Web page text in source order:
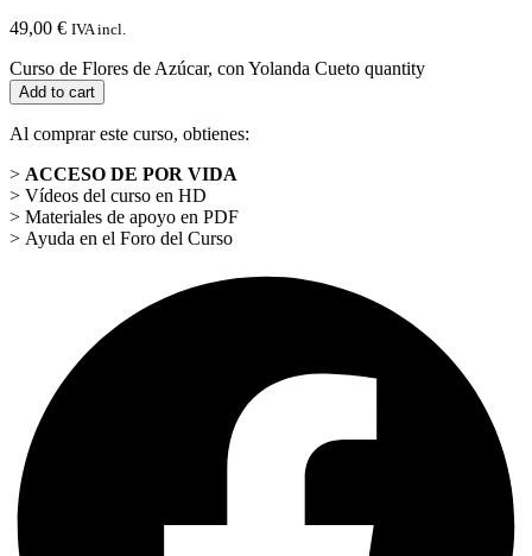
49,00 € IVA incl.
Curso de Flores de Azúcar, con Yolanda Cueto quantity
Add to cart
Al comprar este curso, obtienes:
> ACCESO DE POR VIDA
> Vídeos del curso en HD
> Materiales de apoyo en PDF
> Ayuda en el Foro del Curso